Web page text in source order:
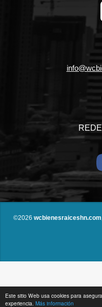
Este sitio Web usa cookies para
experiencia. Más información
©2026 wcbienesraiceshn.com